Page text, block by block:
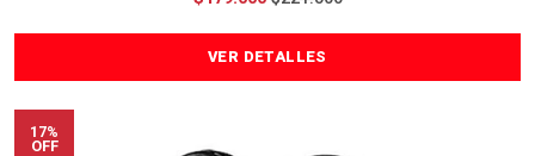
VER DETALLES
17%
OFF